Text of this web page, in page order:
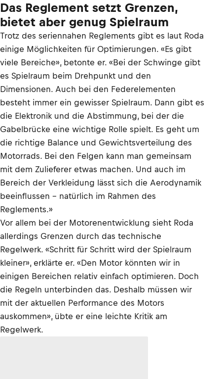
Das Reglement setzt Grenzen,
bietet aber genug Spielraum
Trotz des seriennahen Reglements gibt es laut Roda
einige Möglichkeiten für Optimierungen. «Es gibt
viele Bereiche», betonte er. «Bei der Schwinge gibt
es Spielraum beim Drehpunkt und den
Dimensionen. Auch bei den Federelementen
besteht immer ein gewisser Spielraum. Dann gibt es
die Elektronik und die Abstimmung, bei der die
Gabelbrücke eine wichtige Rolle spielt. Es geht um
die richtige Balance und Gewichtsverteilung des
Motorrads. Bei den Felgen kann man gemeinsam
mit dem Zulieferer etwas machen. Und auch im
Bereich der Verkleidung lässt sich die Aerodynamik
beeinflussen – natürlich im Rahmen des
Reglements.»
Vor allem bei der Motorenentwicklung sieht Roda
allerdings Grenzen durch das technische
Regelwerk. «Schritt für Schritt wird der Spielraum
kleiner», erklärte er. «Den Motor könnten wir in
einigen Bereichen relativ einfach optimieren. Doch
die Regeln unterbinden das. Deshalb müssen wir
mit der aktuellen Performance des Motors
auskommen», übte er eine leichte Kritik am
Regelwerk.